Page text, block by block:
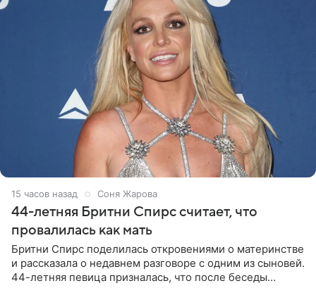
15 часов назад Соня Жарова
44-летняя Бритни Спирс считает, что
провалилась как мать
Бритни Спирс поделилась откровениями о материнстве
и рассказала о недавнем разговоре с одним из сыновей.
44-летняя певица призналась, что после беседы